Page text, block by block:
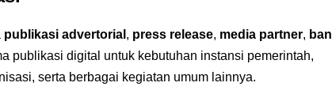
publikasi advertorial , press release, media partner,
publikasi digital untuk kebutuhan instansi pemerintah,
serta berbagai kegiatan umum lainnya.